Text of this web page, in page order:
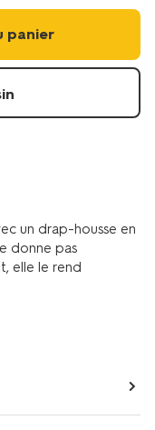
panier
un drap-housse en
donne pas
elle le rend